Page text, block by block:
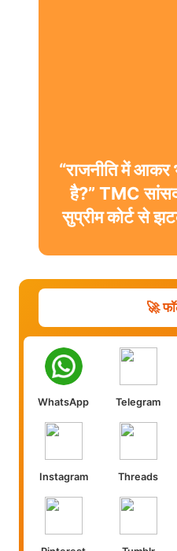
“राजनीति में आकर
है?” TMC
सुप्रीम कोर्ट से
🚀
WhatsApp Telegram
Instagram Threads